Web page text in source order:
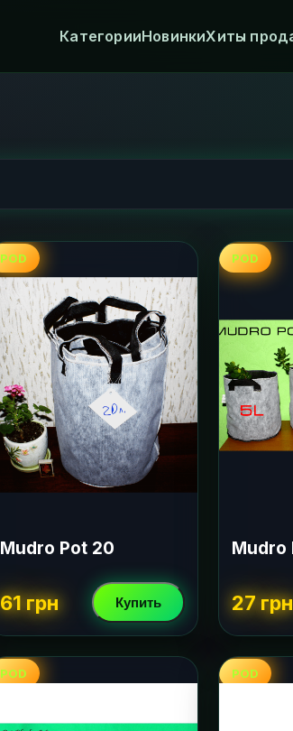
КатегорииНовинкиХиты
POD
Mudro Pot 20
61 грн Купить
POD
Mudro
27 грн
POD POD